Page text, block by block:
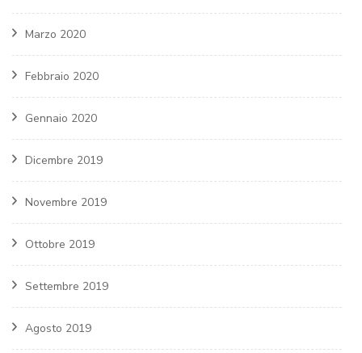
Marzo 2020
Febbraio 2020
Gennaio 2020
Dicembre 2019
Novembre 2019
Ottobre 2019
Settembre 2019
Agosto 2019